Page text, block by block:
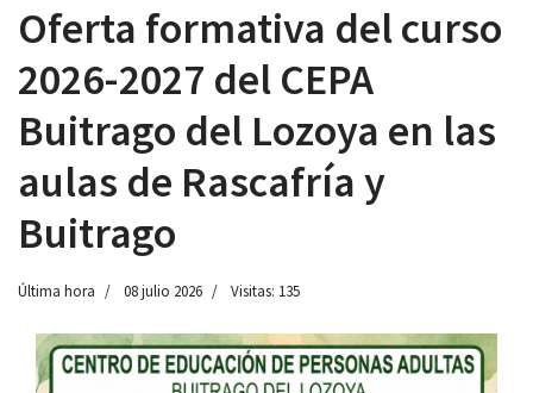
Oferta formativa del curso
2026-2027 del CEPA
Buitrago del Lozoya en las
aulas de Rascafría y
Buitrago
Última hora 08 julio 2026 Visitas: 135